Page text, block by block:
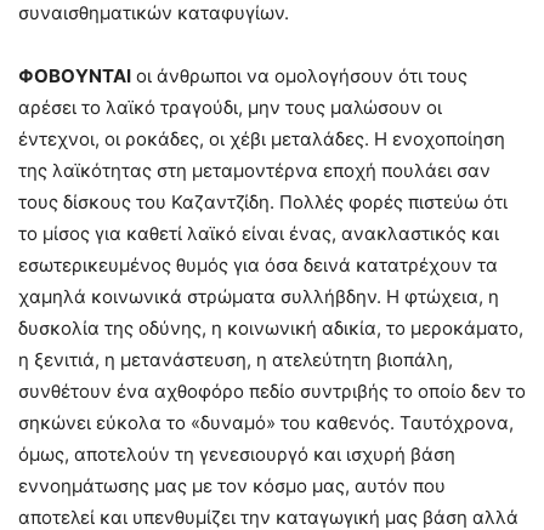
συναισθηματικών καταφυγίων.
ΦΟΒΟYΝΤΑΙ οι άνθρωποι να ομολογήσουν ότι τους
αρέσει το λαϊκό τραγούδι, μην τους μαλώσουν οι
έντεχνοι, οι ροκάδες, οι χέβι μεταλάδες. Η ενοχοποίηση
της λαϊκότητας στη μεταμοντέρνα εποχή πουλάει σαν
τους δίσκους του Καζαντζίδη. Πολλές φορές πιστεύω ότι
το μίσος για καθετί λαϊκό είναι ένας, ανακλαστικός και
εσωτερικευμένος θυμός για όσα δεινά κατατρέχουν τα
χαμηλά κοινωνικά στρώματα συλλήβδην. Η φτώχεια, η
δυσκολία της οδύνης, η κοινωνική αδικία, το μεροκάματο,
η ξενιτιά, η μετανάστευση, η ατελεύτητη βιοπάλη,
συνθέτουν ένα αχθοφόρο πεδίο συντριβής το οποίο δεν το
σηκώνει εύκολα το «δυναμό» του καθενός. Ταυτόχρονα,
όμως, αποτελούν τη γενεσιουργό και ισχυρή βάση
εννοημάτωσης μας με τον κόσμο μας, αυτόν που
αποτελεί και υπενθυμίζει την καταγωγική μας βάση αλλά